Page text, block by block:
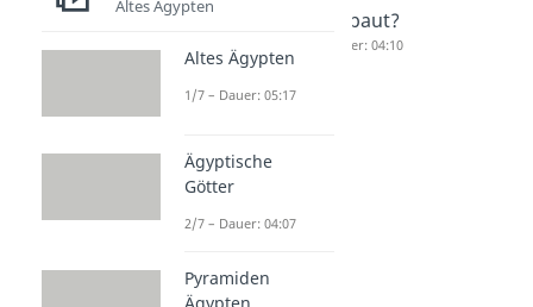
gebaut?
Dauer: 04:10
Altes Ägypten
Altes Ägypten
1/7 – Dauer: 05:17
Ägyptische
Götter
2/7 – Dauer: 04:07
Pyramiden